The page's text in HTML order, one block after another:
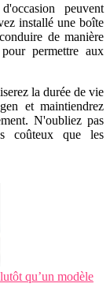
peuvent
installé une boîte
de manière
permettre aux
la durée de vie
et maintiendrez
N'oubliez pas
coûteux que les
qu’un modèle